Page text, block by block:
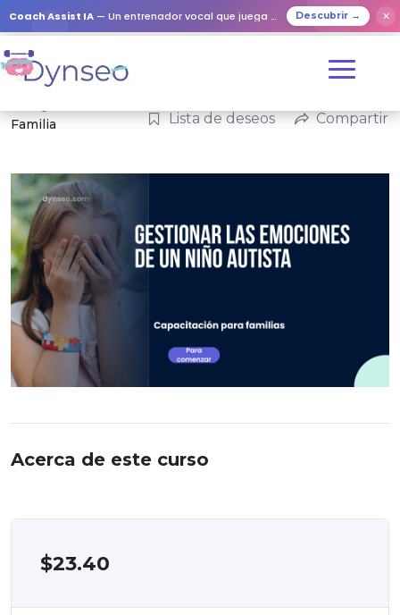
Coach Assist IA — Un entrenador vocal que juega con tus seres queridos Descubrir → ✕
Familia
Lista de deseos Compartir
Acerca de este curso
$23.40